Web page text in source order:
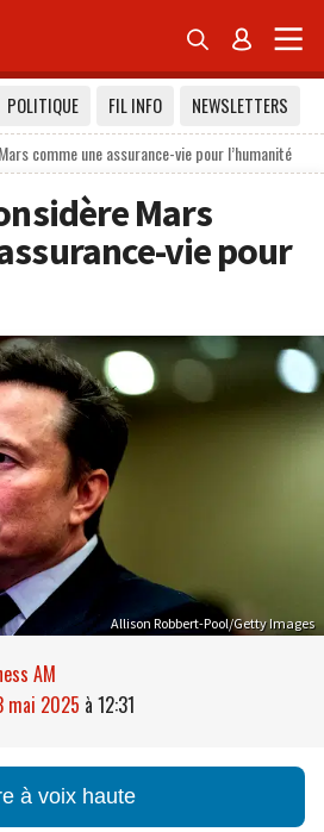
 
POLITIQUE FIL INFO
NEWSLETTERS
comme une assurance-vie pour l’humanité
Mars
vie pour
Allison Robbert-Pool/Getty Images
AM
mai 2025 à 12:31
à voix haute